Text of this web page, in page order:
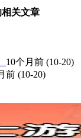
关文章
10个月前 (10-20)
前 (10-20)